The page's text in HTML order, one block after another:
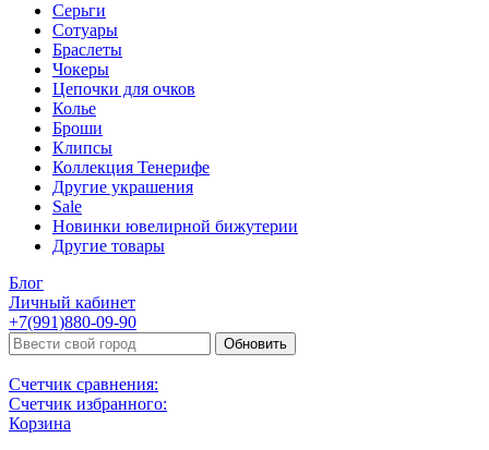
Серьги
Сотуары
Браслеты
Чокеры
Цепочки для очков
Колье
Броши
Клипсы
Коллекция Тенерифе
Другие украшения
Sale
Новинки ювелирной бижутерии
Другие товары
Блог
Личный кабинет
+7(991)880-09-90
Обновить
Счетчик сравнения:
Счетчик избранного:
Корзина